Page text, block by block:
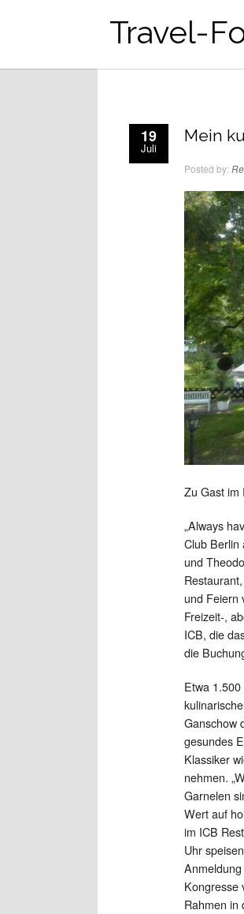
Travel-
19
Juli
Mein
Posted by:
Zu Gast im
„Always
Club Berlin
und
und Feiern
Freizeit-,
ICB, die
die
Etwa
Ganschow
gesundes
Klassiker
nehmen.
Garnelen
Wert auf
im ICB
Uhr
Kongresse
Rahmen in